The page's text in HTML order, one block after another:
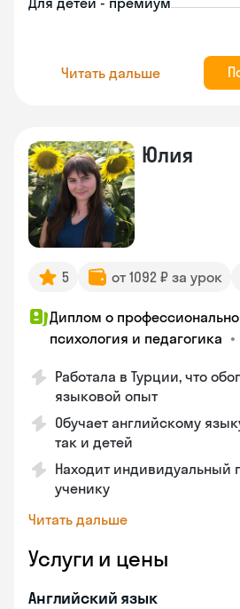
Читать дальше
Юлия
5 от 1092 ₽ за урок
Диплом о
психология и педагогика •
Работала в Турции, что
языковой опыт
Обучает английскому
так и детей
Находит индивидуальный
ученику
Читать дальше
Услуги и цены
Английский язык